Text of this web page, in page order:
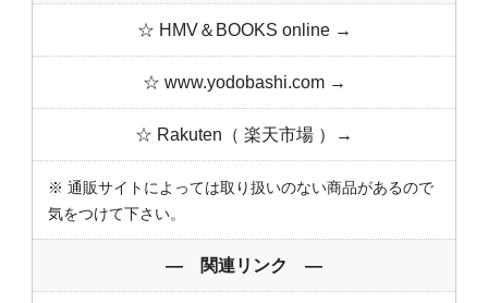
☆ HMV＆BOOKS online →
☆ www.yodobashi.com →
☆ Rakuten（ 楽天市場 ）→
※ 通販サイトによっては取り扱いのない商品があるので
気をつけて下さい。
― 関連リンク ―